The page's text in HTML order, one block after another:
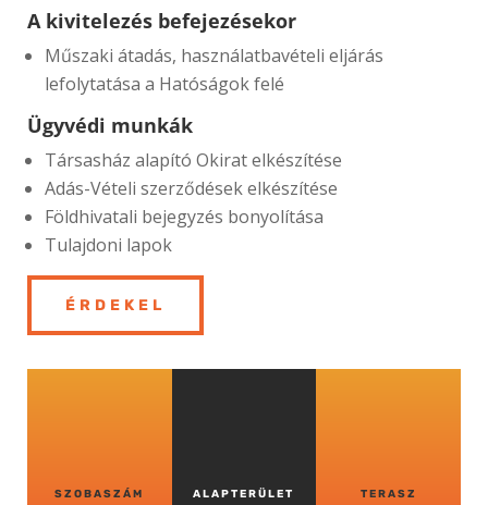
A kivitelezés befejezésekor
Műszaki átadás, használatbavételi eljárás
lefolytatása a Hatóságok felé
Ügyvédi munkák
Társasház alapító Okirat elkészítése
Adás-Vételi szerződések elkészítése
Földhivatali bejegyzés bonyolítása
Tulajdoni lapok
ÉRDEKEL
SZOBASZÁM ALAPTERÜLET TERASZ